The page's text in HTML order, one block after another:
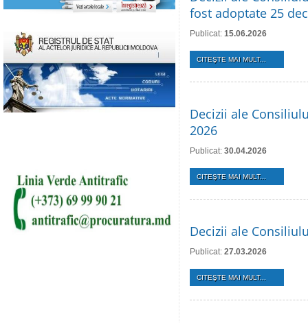
fost adoptate 25
Publicat: 15.06.2026
CITEŞTE MAI MULT...
Decizii ale
2026
Publicat: 30.04.2026
CITEŞTE MAI MULT...
Decizii ale
Publicat: 27.03.2026
CITEŞTE MAI MULT...